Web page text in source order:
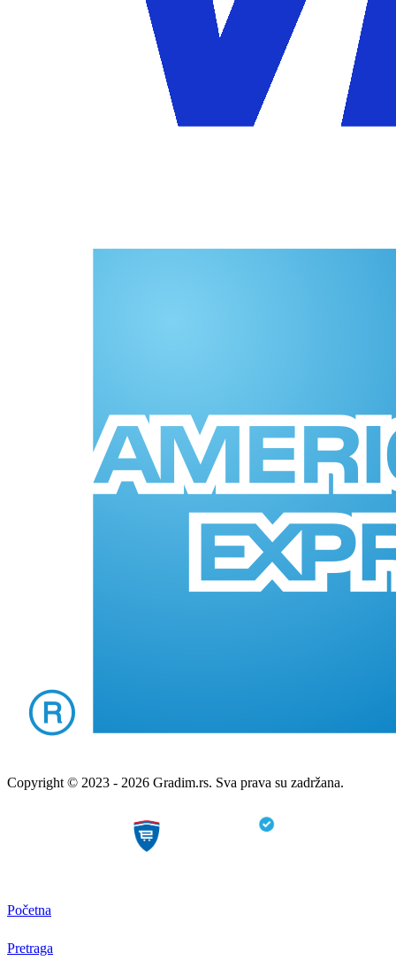
Copyright © 2023 - 2026 Gradim.rs. Sva prava su zadržana.
Početna
Pretraga